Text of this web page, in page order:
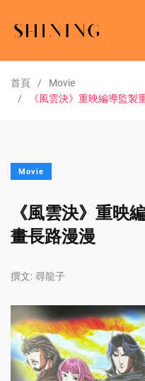
首頁
Movie
《風雲決》重映編導監製
Movie
《風雲決》重映
畫長路漫漫
撰文: 尋龍子